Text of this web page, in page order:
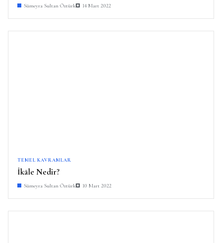
Sümeyra Sultan Öztürk 14 Mart 2022
TEMEL KAVRAMLAR
İkāle Nedir?
Sümeyra Sultan Öztürk 10 Mart 2022